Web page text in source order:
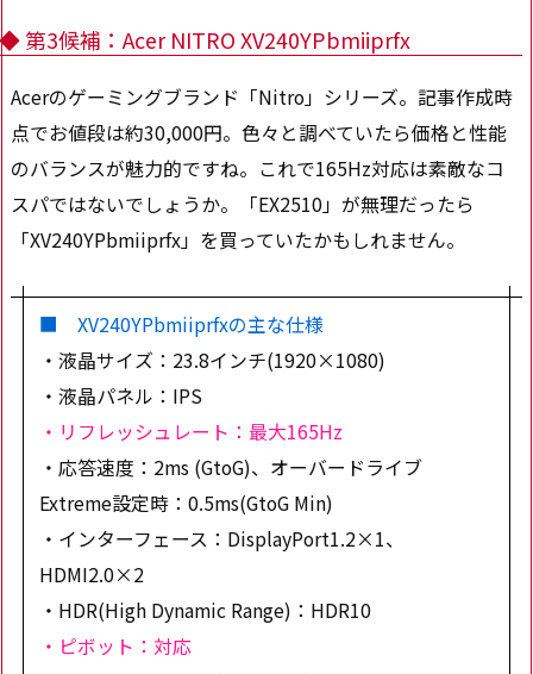
◆ 第3候補：Acer NITRO XV240YPbmiiprfx
Acerのゲーミングブランド「Nitro」シリーズ。記事作成時
点でお値段は約30,000円。色々と調べていたら価格と性能
のバランスが魅力的ですね。これで165Hz対応は素敵なコ
スパではないでしょうか。「EX2510」が無理だったら
「XV240YPbmiiprfx」を買っていたかもしれません。
■ XV240YPbmiiprfxの主な仕様
・液晶サイズ：23.8インチ(1920×1080)
・液晶パネル：IPS
・リフレッシュレート：最大165Hz
・応答速度：2ms (GtoG)、オーバードライブ
Extreme設定時：0.5ms(GtoG Min)
・インターフェース：DisplayPort1.2×1、
HDMI2.0×2
・HDR(High Dynamic Range)：HDR10
・ピボット：対応